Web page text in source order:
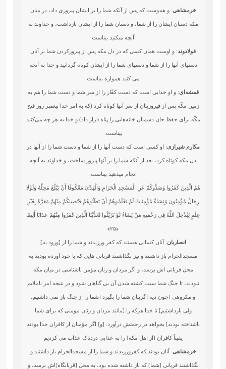
خرمشاهی: و هموست كه پس از آنكه شما را بر ايشان پيروزى داد، در ميان
مكه دستان ايشان را از شما، و دستان شما را از ايشان بازداشت، و خداوند به
آنچه مى‏كنيد بيناست‏
فولادوند: و اوست همان كسى كه در دل مكه پس از پيروزكردن شما بر آنان
دستهاى آنها را از شما و دستهاى شما را از ايشان كوتاه گردانيد و خدا به آنچه
مى ‏كنيد همواره بيناست
قمشه‌ای: و او خدایی است که دست کفّار را از سر شما و دست شما را هم به
زمین مکّه پس از فیروزیتان از سر آنها کوتاه کرد (که به امر خدا پیغمبر روز فتح
مکّه برای حفظ جان دشمنان خانه‌هایی را پناه قرار داد) و خدا به هر چه می‌کنید
بیناست.
مکارم شیرازی: او كسي است كه دست آنها را از شما و دست شما را از آنها در
دل مكه كوتاه كرد، بعد از آنكه شما را بر آنها پيروز ساخت، و خداوند به آنچه
انجام مي‏دهيد بيناست.
هُمُ الَّذِينَ كَفَرُوا وَصَدُّوكُمْ عَنِ الْمَسْجِدِ الْحَرَامِ وَالْهَدْيَ مَعْكُوفًا أَنْ يَبْلُغَ مَحِلَّهُ وَلَوْلَا
رِجَالٌ مُؤْمِنُونَ وَنِسَاءٌ مُؤْمِنَاتٌ لَمْ تَعْلَمُوهُمْ أَنْ تَطَئُوهُمْ فَتُصِيبَكُمْ مِنْهُمْ مَعَرَّةٌ بِغَيْرِ
عِلْمٍ لِيُدْخِلَ اللَّهُ فِي رَحْمَتِهِ مَنْ يَشَاءُ لَوْ تَزَيَّلُوا لَعَذَّبْنَا الَّذِينَ كَفَرُوا مِنْهُمْ عَذَابًا أَلِيمًا
﴿۲۵﴾
انصاریان: آنان کسانی هستند که کفر ورزیدند و شما را از [ورود به]
مسجدالحرام باز داشتند و نیز نگذاشتند قربانی هایی که با خود آورده بودید به
محل قربانی اش برسد، و اگر مردان و زنان مؤمن ناشناسی در میان مکه
نبودند، تا جنگ شما سبب کشته شدن آن بی گناهان شود و در نتیجه امر ناملایم
و مکروهی [چون دیه] گریبان شما را بگیرد [شما را از جنگ باز نمی داشتیم،
ولی بازداشتیم] تا خدا هرکه را [مانند مردان و زنان مومنی که برای شما
ناشناخته بودند] بخواهد در رحمتش درآورد. [و] اگر مؤمنان از کافران جدا بودند
یقیناً کافران [از اهل مکه] را به عذابی دردناک عذاب می کردیم
خرمشاهی: آنان بودند كه كفرورزيدند و شما را از مسجدالحرام باز داشتند و
نگذاشتند قربانى [شما] كه باز داشته شده بود، به محل [قربانگاه‏]اش برسد، و